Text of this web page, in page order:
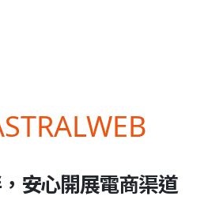
安心開展電商渠道